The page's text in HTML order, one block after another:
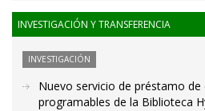
INVESTIGACIÓN Y TRANSFERENCIA
INVESTIGACIÓN
Nuevo servicio de préstamo
programables de la Biblioteca